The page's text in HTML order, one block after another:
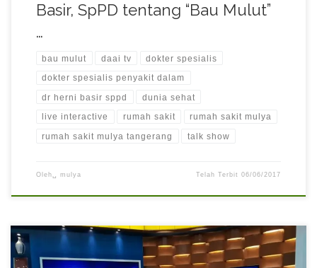
Basir, SpPD tentang “Bau Mulut”
…
bau mulut daai tv dokter spesialis
dokter spesialis penyakit dalam
dr herni basir sppd dunia sehat
live interactive rumah sakit rumah sakit mulya
rumah sakit mulya tangerang talk show
Oleh␣ mulya Telah Terbit06/06/2017